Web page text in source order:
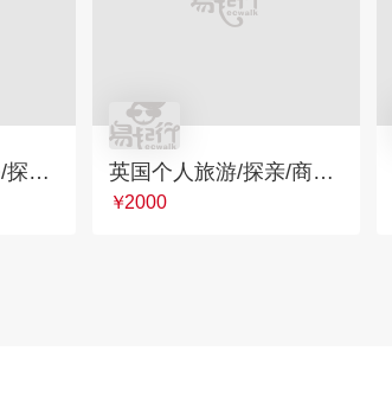
希腊个人旅游/商务/探亲签证 英国个人旅游/探亲/商务签证
￥2000